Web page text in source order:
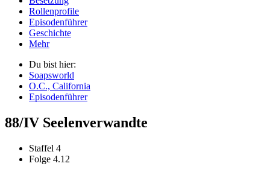
Rollenprofile
Episodenführer
Geschichte
Mehr
Du bist hier:
Soapsworld
O.C., California
Episodenführer
88/IV Seelenverwandte
Staffel 4
Folge 4.12